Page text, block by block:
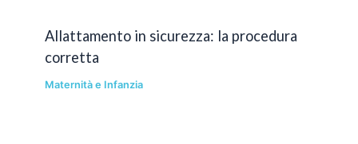
Allattamento in sicurezza: la procedura
corretta
Maternità e Infanzia